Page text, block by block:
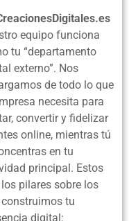
equipo funciona
tu “departamento
externo”. Nos
de todo lo que
necesita para
convertir y fidelizar
online, mientras tú
en tu
principal. Estos
pilares sobre los
tu
digital: